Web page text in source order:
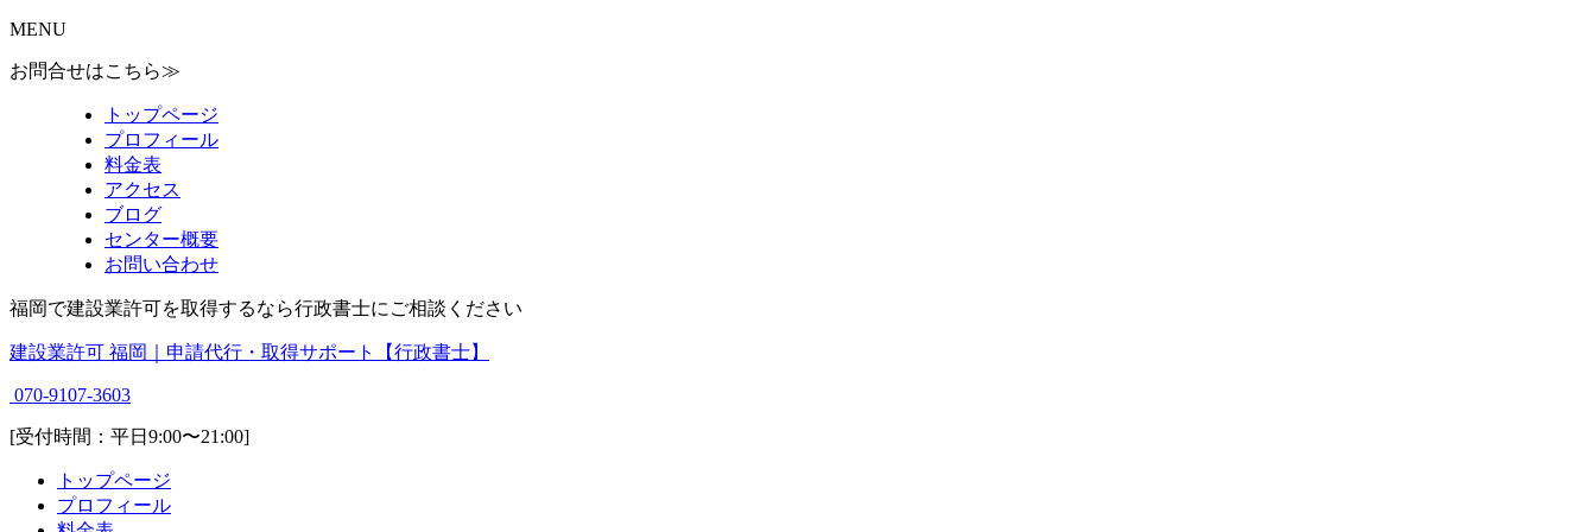
MENU
お問合せはこちら≫
トップページ
プロフィール
料金表
アクセス
ブログ
センター概要
お問い合わせ
福岡で建設業許可を取得するなら行政書士にご相談ください
建設業許可 福岡｜申請代行・取得サポート【行政書士】
070-9107-3603
[受付時間：平日9:00〜21:00]
トップページ
プロフィール